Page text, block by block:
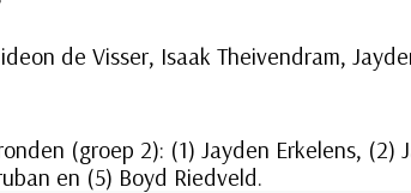
de Visser, Isaak Theivendram,
(groep 2): (1) Jayden Erkelens, (2)
en (5) Boyd Riedveld.